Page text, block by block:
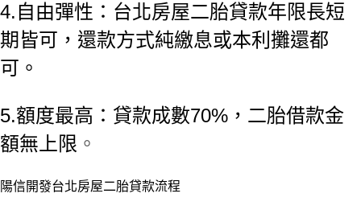
4.自由彈性：台北房屋二胎貸款年限長短
期皆可，還款方式純繳息或本利攤還都
可。
5.額度最高：貸款成數70%，二胎借款金
額無上限 。
陽信開發台北房屋二胎貸款流程